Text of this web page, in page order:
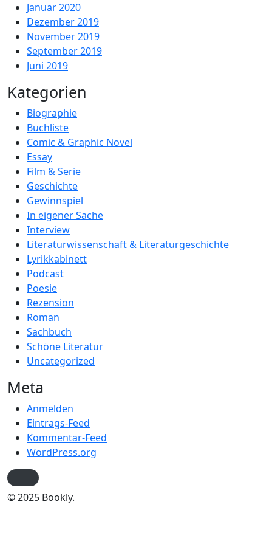
Januar 2020
Dezember 2019
November 2019
September 2019
Juni 2019
Kategorien
Biographie
Buchliste
Comic & Graphic Novel
Essay
Film & Serie
Geschichte
Gewinnspiel
In eigener Sache
Interview
Literaturwissenschaft & Literaturgeschichte
Lyrikkabinett
Podcast
Poesie
Rezension
Roman
Sachbuch
Schöne Literatur
Uncategorized
Meta
Anmelden
Eintrags-Feed
Kommentar-Feed
WordPress.org
© 2025 Bookly.